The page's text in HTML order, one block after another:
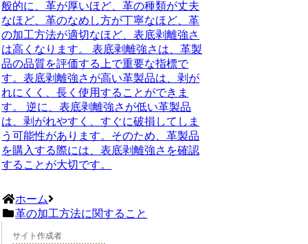
般的に、革が厚いほど、革の種類が丈夫
なほど、革のなめし方が丁寧なほど、革
の加工方法が適切なほど、表底剥離強さ
は高くなります。 表底剥離強さは、革製
品の品質を評価する上で重要な指標で
す。表底剥離強さが高い革製品は、剥が
れにくく、長く使用することができま
す。 逆に、表底剥離強さが低い革製品
は、剥がれやすく、すぐに破損してしま
う可能性があります。そのため、革製品
を購入する際には、表底剥離強さを確認
することが大切です。
ホーム
革の加工方法に関すること
サイト作成者